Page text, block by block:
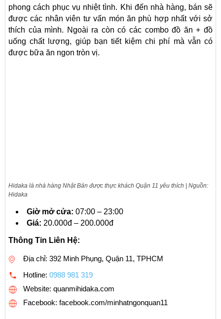
phong cách phục vụ nhiệt tình. Khi đến nhà hàng, bán sẽ
được các nhân viên tư vấn món ăn phù hợp nhất với sở
thích của mình. Ngoài ra còn có các combo đồ ăn + đồ
uống chất lượng, giúp bạn tiết kiệm chi phí mà vẫn có
được bữa ăn ngon tròn vị.
Hidaka là nhà hàng Nhật Bản được thực khách Quận 11 yêu thích | Nguồn:
Hidaka
Giờ mở cửa: 07:00 – 23:00
Giá: 20.000đ – 200.000đ
Thông Tin Liên Hệ:
Địa chỉ: 392 Minh Phụng, Quận 11, TPHCM
Hotline: 0988 981 319
Website: quanmihidaka.com
Facebook: facebook.com/minhatngonquan11